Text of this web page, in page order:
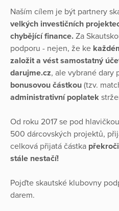
Naším cílem je být partnery
velkých investičních
chybějící finance. Za
podporu - nejen, že ke
založit a vést samostatný
darujme.cz, ale vybrané dary
bonusovou částkou (tzv.
administrativní poplatek
Od roku 2017 se pod
500 dárcovských projektů,
celková přijatá částka
stále nestačí!
Pojďte skautské klubovny
darem.